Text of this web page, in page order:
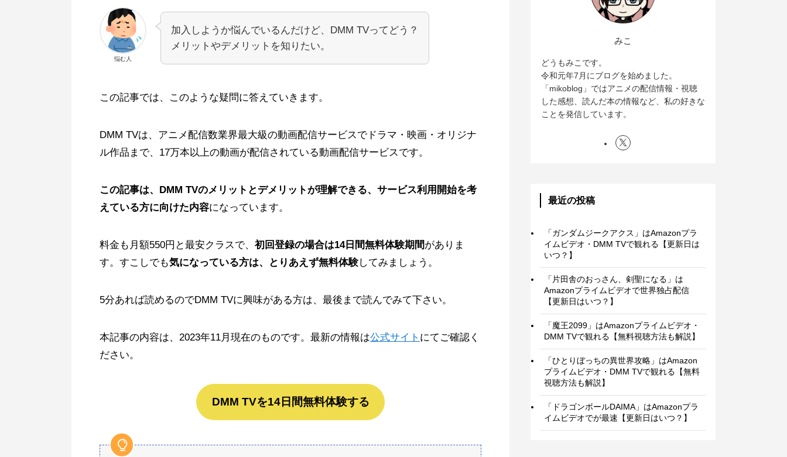
悩む人
加入しようか悩んでいるんだけど、DMM TVってどう？
メリットやデメリットを知りたい。
この記事では、このような疑問に答えていきます。
DMM TVは、アニメ配信数業界最大級の動画配信サービスでドラマ・映画・オリジナ
ル作品まで、17万本以上の動画が配信されている動画配信サービスです。
この記事は、DMM TVのメリットとデメリットが理解できる、サービス利用開始を考
えている方に向けた内容になっています。
料金も月額550円と最安クラスで、 初回登録の場合は14日間無料体験期間がありま
す。すこしでも気になっている方は、とりあえず無料体験してみましょう。
5分あれば読めるのでDMM TVに興味がある方は、最後まで読んでみて下さい。
本記事の内容は、2023年11月現在のものです。最新の情報は公式サイト にてご確認く
ださい。
DMM TVを14日間無料体験する
みこ
どうもみこです。
令和元年7月にブログを始めました。
「mikoblog」ではアニメの配信情報・視聴
した感想、読んだ本の情報など、私の好きな
ことを発信しています。
最近の投稿
「ガンダムジークアクス」はAmazonプラ
イムビデオ・DMM TVで観れる【更新日は
いつ？】
「片田舎のおっさん、剣聖になる」は
Amazonプライムビデオで世界独占配信
【更新日はいつ？】
「魔王2099」はAmazonプライムビデオ・
DMM TVで観れる【無料視聴方法も解説】
「ひとりぼっちの異世界攻略」はAmazon
プライムビデオ・DMM TVで観れる【無料
視聴方法も解説】
「ドラゴンボールDAIMA」はAmazonプラ
イムビデオでが最速【更新日はいつ？】